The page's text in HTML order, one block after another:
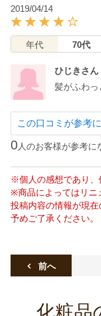
2019/04/14
年代 70代
ひじきさん
髪がふわっ
この口コミが参考
0人のお客様が参考に
※個人の感想であり、
※商品によってはリニ
投稿内容の情報が現在
予めご了承ください。
前へ
化粧品